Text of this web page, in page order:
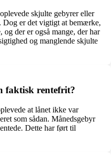
skjulte gebyrer eller
Dog er det vigtigt at bemærke,
og der er også mange, der har
og manglende skjulte
faktisk rentefrit?
at lånet ikke var
som sådan. Månedsgebyr
Dette har ført til